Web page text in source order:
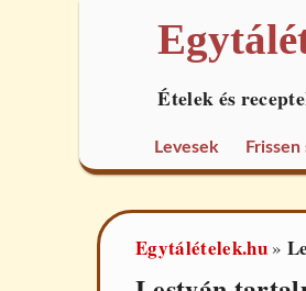
Ételek és
Levesek
Egytálételek.hu »